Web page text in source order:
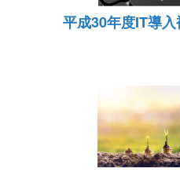
平成30年度IT導